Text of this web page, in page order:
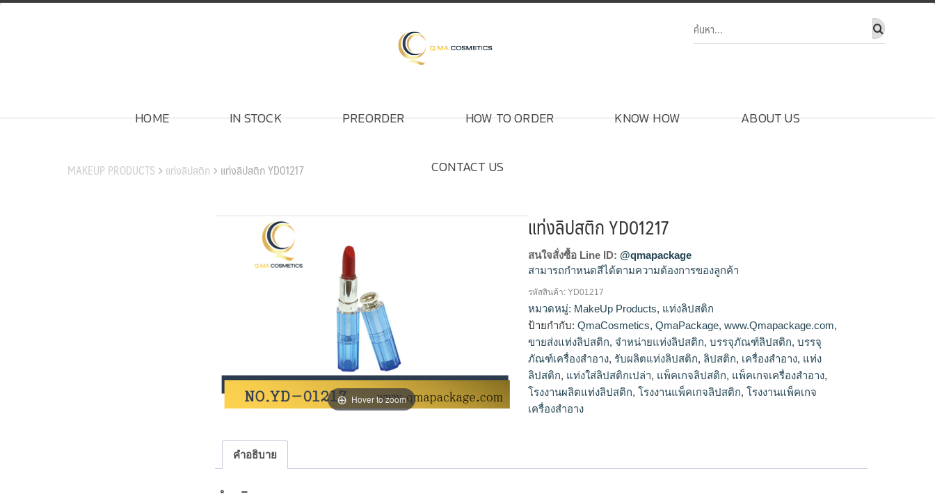
Skip
HOME IN STOCK PREORDER HOW TO ORDER KNOW HOW ABOUT US
CONTACT US
MAKEUP PRODUCTS แท่งลิปสติก แท่งลิปสติก YD01217
Hover to zoom
แท่งลิปสติก YD01217
สนใจสั่งซื้อ Line ID: @qmapackage
สามารถกำหนดสีได้ตามความต้องการของลูกค้า
โรงงานผลิตแท่งลิปสติก,จำหน่ายแท่งลิปสติก,รับผลิตแท่ง
ลิปสติก,ขายส่งแท่งลิปสติก
รหัสสินค้า:YD01217
หมวดหมู่: MakeUp Products, แท่งลิปสติก
ป้ายกำกับ:QmaCosmetics,QmaPackage,www.Qmapackage.com,
ขายส่งแท่งลิปสติก, จำหน่ายแท่งลิปสติก,บรรจุภัณฑ์ลิปสติก,บรรจุ
ภัณฑ์เครื่องสำอาง, รับผลิตแท่งลิปสติก, ลิปสติก, เครื่องสำอาง, แท่ง
ลิปสติก, แท่งใส่ลิปสติกเปล่า, แพ็คเกจลิปสติก, แพ็คเกจเครื่องสำอาง,
โรงงานผลิตแท่งลิปสติก,โรงงานแพ็คเกจลิปสติก,โรงงานแพ็คเกจ
เครื่องสำอาง
คำอธิบาย